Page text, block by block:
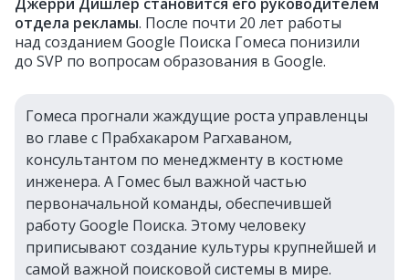
отдела рекламы. После почти 20 лет работы
над созданием Google Поиска Гомеса понизили
до SVP по вопросам образования в Google.
Гомеса прогнали жаждущие роста управленцы
во главе с Прабхакаром Рагхаваном,
консультантом по менеджменту в костюме
инженера. А Гомес был важной частью
первоначальной команды, обеспечившей
работу Google Поиска. Этому человеку
приписывают создание культуры крупнейшей и
самой важной поисковой системы в мире.